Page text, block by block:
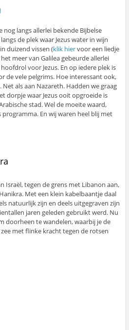
langs allerlei bekende Bijbelse
de plek waar Jezus water in wijn
duizend vissen (klik hiervoor een liedje
meer van Galilea gebeurde allerlei
voor Jezus. En op iedere plek is
de vele pelgrims. Hoe interessant ook,
als aan Nazareth. Hadden we graag
dorpje waar Jezus ooit opgroeide is
stad. Wel de moeite waard,
En wij waren heel blij met
Israël, tegen de grens met Libanon aan,
Met een klein kabelbaantje daal
natuurlijk zijn en deels uitgegraven zijn
jaren geleden gebruikt werd. Nu
doorheen te wandelen, waarbij je de
met flinke kracht tegen de rotsen